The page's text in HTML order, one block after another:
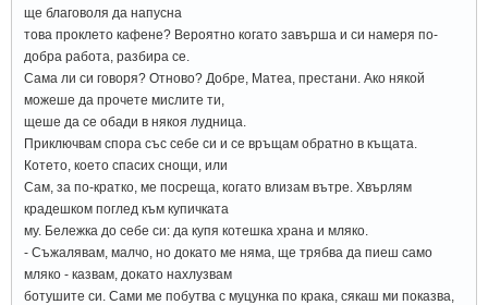
ще благоволя да напусна
това проклето кафене? Вероятно когато завърша и си намеря по-
добра работа, разбира се.
Сама ли си говоря? Отново? Добре, Матеа, престани. Ако някой
можеше да прочете мислите ти,
щеше да се обади в някоя лудница.
Приключвам спора със себе си и се връщам обратно в къщата.
Котето, което спасих снощи, или
Сам, за по-кратко, ме посреща, когато влизам вътре. Хвърлям
крадешком поглед към купичката
му. Бележка до себе си: да купя котешка храна и мляко.
- Съжалявам, малчо, но докато ме няма, ще трябва да пиеш само
мляко - казвам, докато нахлузвам
ботушите си. Сами ме побутва с муцунка по крака, сякаш ми показва,